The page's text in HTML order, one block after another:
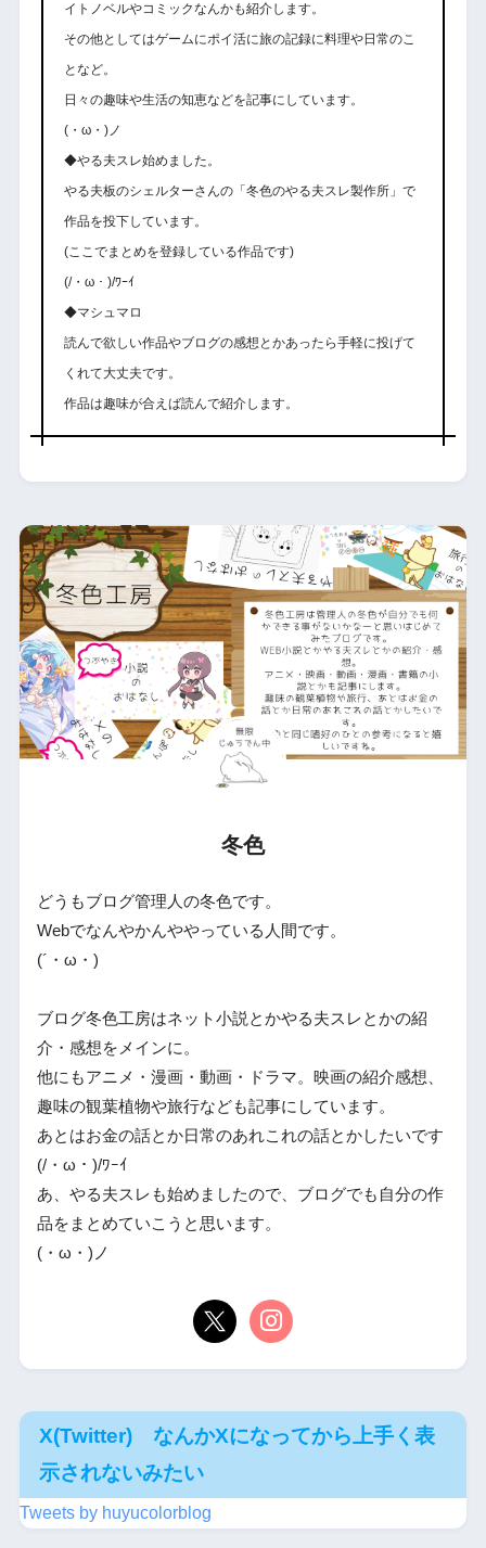
イトノベルやコミックなんかも紹介します。
その他としてはゲームにポイ活に旅の記録に料理や日常のこ
となど。
日々の趣味や生活の知恵などを記事にしています。
(・ω・)ノ
◆やる夫スレ始めました。
やる夫板のシェルターさんの「冬色のやる夫スレ製作所」で
作品を投下しています。
(ここでまとめを登録している作品です)
(/・ω・)/ﾜｰｲ
◆マシュマロ
読んで欲しい作品やブログの感想とかあったら手軽に投げて
くれて大丈夫です。
作品は趣味が合えば読んで紹介します。
冬色
どうもブログ管理人の冬色です。
Webでなんやかんややっている人間です。
(´・ω・)
ブログ冬色工房はネット小説とかやる夫スレとかの紹
介・感想をメインに。
他にもアニメ・漫画・動画・ドラマ。映画の紹介感想、
趣味の観葉植物や旅行なども記事にしています。
あとはお金の話とか日常のあれこれの話とかしたいです
(/・ω・)/ﾜｰｲ
あ、やる夫スレも始めましたので、ブログでも自分の作
品をまとめていこうと思います。
(・ω・)ノ
X(Twitter) なんかXになってから上手く表
示されないみたい
Tweets by huyucolorblog